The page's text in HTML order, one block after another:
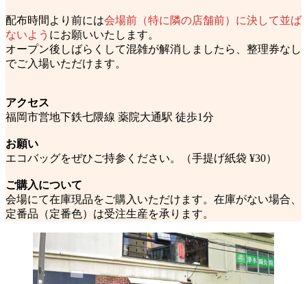
配布時間より前には会場前（特に隣の店舗前）に決して並ば
ないよう にお願いいたします。
オープン後しばらくして混雑が解消しましたら、整理券なし
でご入場いただけます。
アクセス
福岡市営地下鉄七隈線 薬院大通駅 徒歩1分
お願い
エコバッグをぜひご持参ください。（手提げ紙袋 ¥30）
ご購入について
会場にて在庫現品をご購入いただけます。在庫がない場合、
定番品（定番色）は受注生産を承ります。